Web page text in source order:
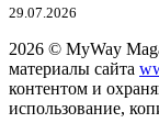
29.07.2026
2026 © MyWay
материалы сайта
контентом и
использование,